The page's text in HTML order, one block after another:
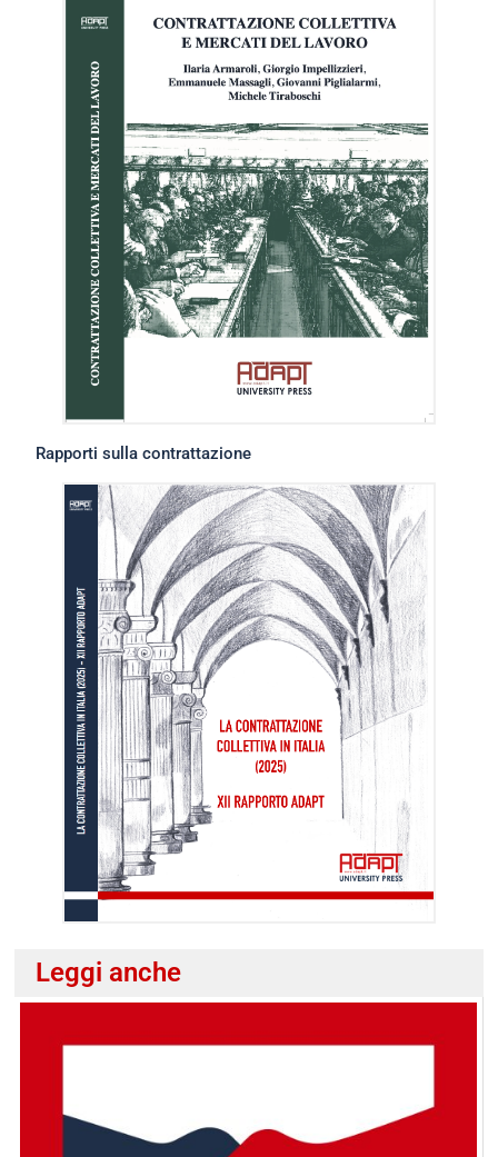
Rapporti sulla contrattazione
Leggi anche